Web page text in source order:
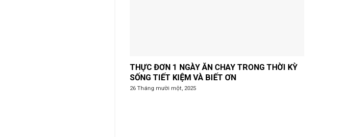
THỰC ĐƠN 1 NGÀY ĂN CHAY TRONG THỜI KỲ
SỐNG TIẾT KIỆM VÀ BIẾT ƠN
26 Tháng mười một, 2025